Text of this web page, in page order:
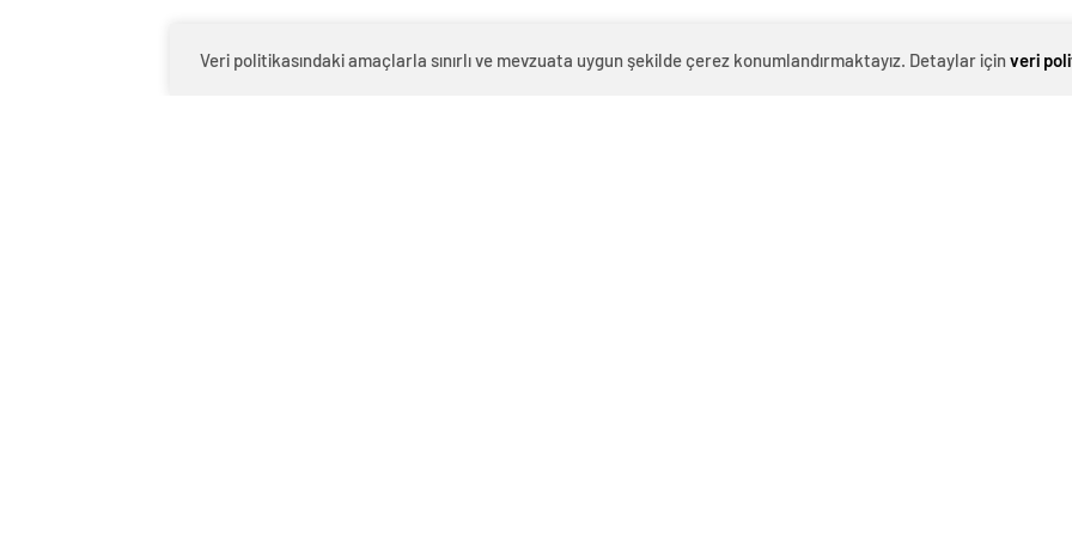
Veri politikasındaki amaçlarla sınırlı ve mevzuata uygun şekilde çerez konumlandırmaktayız. Detaylar için veri